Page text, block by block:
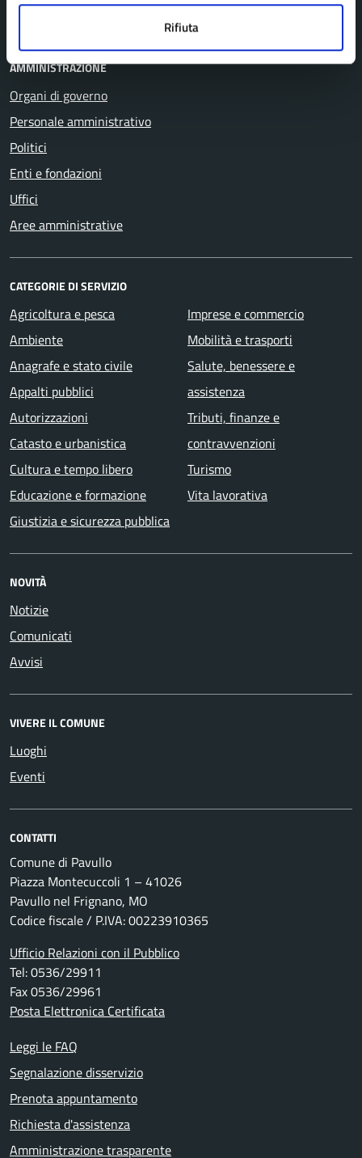
Rifiuta
Comune di Pavullo nel Frignano
AMMINISTRAZIONE
Organi di governo
Personale amministrativo
Politici
Enti e fondazioni
Uffici
Aree amministrative
CATEGORIE DI SERVIZIO
Agricoltura e pesca
Ambiente
Anagrafe e stato civile
Appalti pubblici
Autorizzazioni
Catasto e urbanistica
Cultura e tempo libero
Educazione e formazione
Giustizia e sicurezza pubblica
Imprese e commercio
Mobilità e trasporti
Salute, benessere e
assistenza
Tributi, finanze e
contravvenzioni
Turismo
Vita lavorativa
NOVITÀ
Notizie
Comunicati
Avvisi
VIVERE IL COMUNE
Luoghi
Eventi
CONTATTI
Comune di Pavullo
Piazza Montecuccoli 1 – 41026
Pavullo nel Frignano, MO
Codice fiscale / P.IVA: 00223910365
Ufficio Relazioni con il Pubblico
Tel: 0536/29911
Fax 0536/29961
Posta Elettronica Certificata
Leggi le FAQ
Segnalazione disservizio
Prenota appuntamento
Richiesta d'assistenza
Amministrazione trasparente